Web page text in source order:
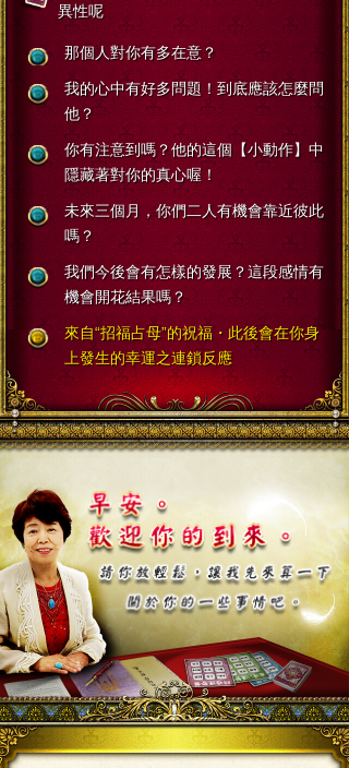
異性呢
那個人對你有多在意？
我的心中有好多問題！到底應該怎麼問
他？
你有注意到嗎？他的這個【小動作】中
隱藏著對你的真心喔！
未來三個月，你們二人有機會靠近彼此
嗎？
我們今後會有怎樣的發展？這段感情有
機會開花結果嗎？
來自“招福占母”的祝福・此後會在你身
上發生的幸運之連鎖反應